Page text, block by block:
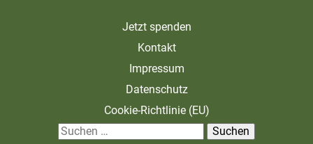
Jetzt spenden
Kontakt
Impressum
Datenschutz
Cookie-Richtlinie (EU)
S